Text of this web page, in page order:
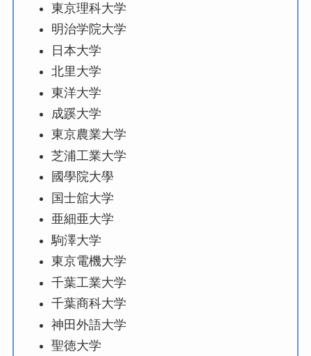
東京理科大学
明治学院大学
日本大学
北里大学
東洋大学
成蹊大学
東京農業大学
芝浦工業大学
國學院大學
国士舘大学
亜細亜大学
駒澤大学
東京電機大学
千葉工業大学
千葉商科大学
神田外語大学
聖徳大学